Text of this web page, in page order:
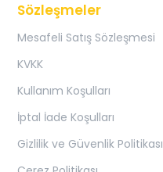
Sözleşmeler
Mesafeli Satış Sözleşmesi
KVKK
Kullanım Koşulları
İptal İade Koşulları
Gizlilik ve Güvenlik Politikası